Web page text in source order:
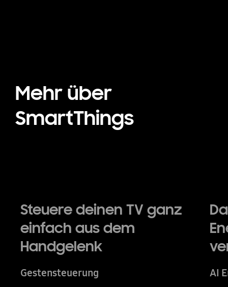
Mehr über
SmartThings
Steuere deinen TV ganz
einfach aus dem
Handgelenk
Gestensteuerung AI